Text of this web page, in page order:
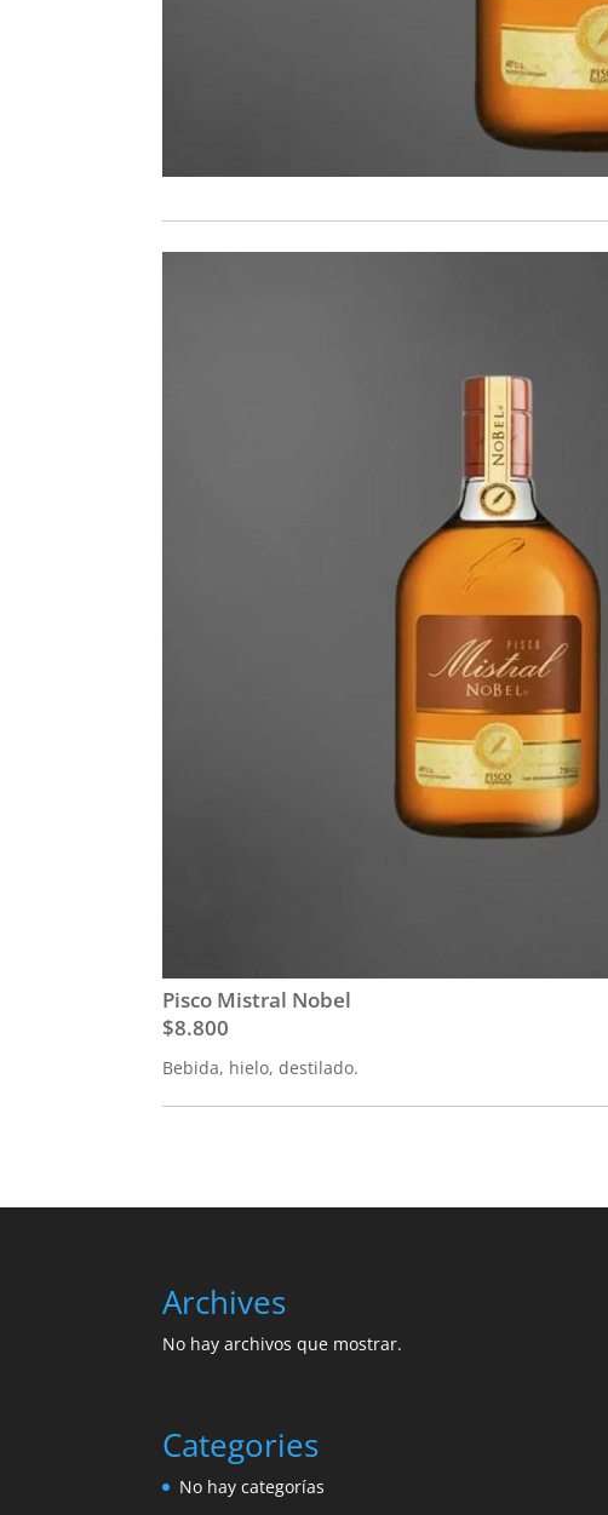
Pisco Mistral Nobel
$8.800
Bebida, hielo, destilado.
Archives
No hay archivos que mostrar.
Categories
No hay categorías